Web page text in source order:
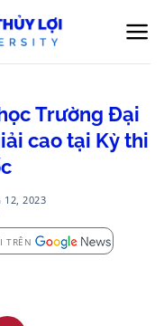
Trường Đại
cao tại Kỳ thi
12, 2023
TRÊN